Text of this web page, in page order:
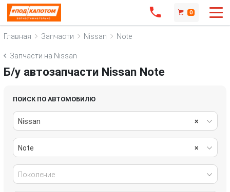
0
Главная Запчасти Nissan Note
Запчасти на Nissan
Б/у автозапчасти Nissan Note
ПОИСК ПО АВТОМОБИЛЮ
×
Nissan
×
Note
Поколение